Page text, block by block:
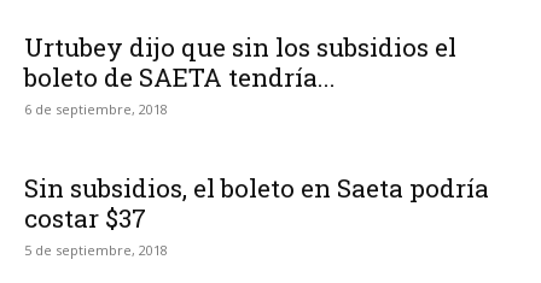
Urtubey dijo que sin los subsidios el
boleto de SAETA tendría...
6 de septiembre, 2018
Sin subsidios, el boleto en Saeta podría
costar $37
5 de septiembre, 2018